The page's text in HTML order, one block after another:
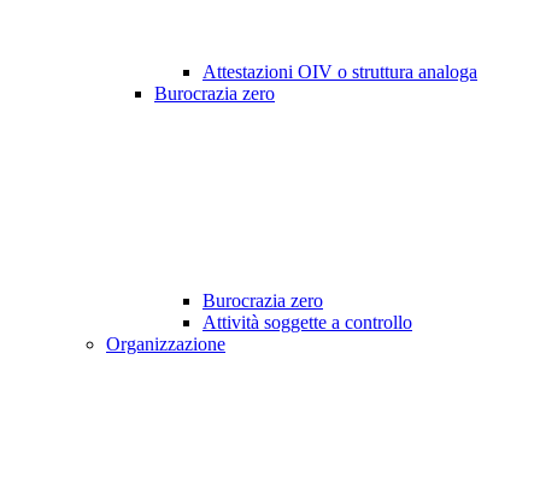
Attestazioni OIV o struttura analoga
Burocrazia zero
Burocrazia zero
Attività soggette a controllo
Organizzazione